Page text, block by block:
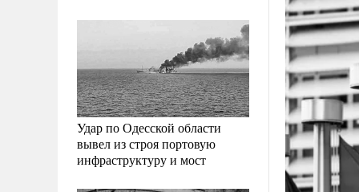
Удар по Одесской области
вывел из строя портовую
инфраструктуру и мост